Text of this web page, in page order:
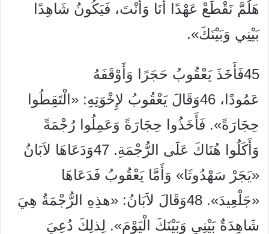
هَلُمَّ نَقْطَعْ عَهْدًا أَنَا وَأَنْتَ، فَيَكُونُ شَاهِدًا
بَيْنِي وَبَيْنَكَ».
45فَأَخَذَ يَعْقُوبُ حَجَرًا وَأَوْقَفَهُ
عَمُودًا، 46وَقَالَ يَعْقُوبُ لإِخْوَتِهِ: «الْتَقِطُوا
حِجَارَةً». فَأَخَذُوا حِجَارَةً وَعَمِلُوا رُجْمَةً
وَأَكَلُوا هُنَاكَ عَلَى الرُّجْمَةِ. 47وَدَعَاهَا لاَبَانُ
«يَجَرْ سَهْدُوثَا» وَأَمَّا يَعْقُوبُ فَدَعَاهَا
«جَلْعِيدَ». 48وَقَالَ لاَبَانُ: «هذِهِ الرُّجْمَةُ هِيَ
شَاهِدَةٌ بَيْنِي وَبَيْنَكَ الْيَوْمَ». لِذلِكَ دُعِيَ